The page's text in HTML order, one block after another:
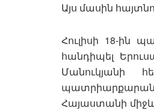
Այս մասին
Հուլիսի 18-ին
հանդիպել
Մանուկյանի
Հայաստանի